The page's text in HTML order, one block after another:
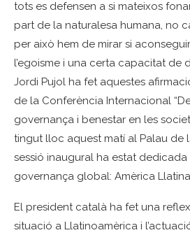
tots es defensen a si mateixos
part de la naturalesa humana, no
per això hem de mirar si
l’egoisme i una certa capacitat de
Jordi Pujol ha fet aquestes
de la Conferència Internacional
governança i benestar en les
tingut lloc aquest matí al Palau de
sessió inaugural ha estat dedicada
governança global: Amèrica
El president català ha fet una
situació a Llatinoamèrica i